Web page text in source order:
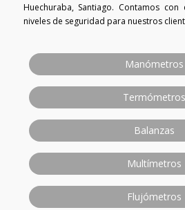
Huechuraba, Santiago. Contamos
niveles de seguridad para nuestros
Manómetros
Termómetros
Balanzas
Multímetros
Flujómetros